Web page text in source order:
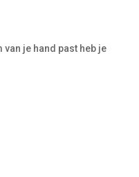
je hand past heb je